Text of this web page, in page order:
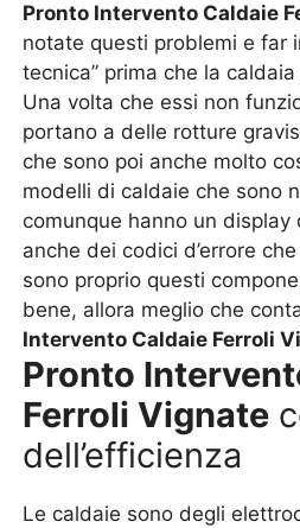
Pronto Intervento Caldaie
notate questi problemi e far
tecnica” prima che la
Una volta che essi non
portano a delle rotture
che sono poi anche molto
modelli di caldaie che sono
comunque hanno un
anche dei codici d’errore
sono proprio questi
bene, allora meglio che
Intervento Caldaie Ferroli
Pronto
Ferroli Vignate
dell’efficienza
Le caldaie sono degli